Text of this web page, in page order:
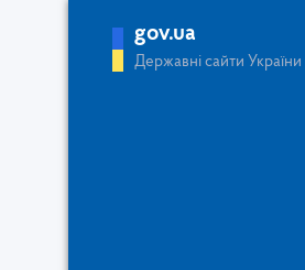
gov.ua
Державні сайти України